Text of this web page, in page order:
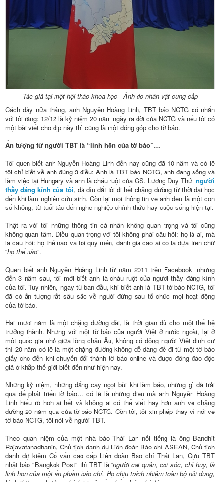
Tác giả tại một hội thảo khoa học - Ảnh do nhân vật cung cấp
Cách đây nửa tháng, anh Nguyễn Hoàng Linh, TBT báo NCTG có nhắn
với tôi rằng: 12/12 là kỷ niệm 20 năm ngày ra đời của NCTG và nếu tôi có
một bài viết cho dịp này thì cũng là một đóng góp cho tờ báo.
Ấn tượng từ người TBT là “linh hồn của tờ báo”…
Tôi quen biết anh Nguyễn Hoàng Linh đến nay cũng đã 10 năm và có lẽ
tôi chỉ biết về anh đúng 3 điều: Anh là TBT báo NCTG, anh đang sống và
làm việc tại Hungary và anh là cháu ruột của GS. Lương Duy Thứ, người
thầy đáng kính của tôi, đã dìu dắt tôi đi hết chặng đường từ thời đại học
đến khi làm nghiên cứu sinh. Còn lại mọi thông tin về anh đều là một con
số không, từ tuổi tác đến nghề nghiệp chính thức hay cuộc sống hiện tại.
Thật ra với tôi những thông tin cá nhân không quan trọng và tôi cũng
không quan tâm. Điều quan trọng với tôi không phải câu hỏi: họ là ai, mà
là câu hỏi: họ thế nào và tôi quý mến, đánh giá cao ai đó là dựa trên chữ
“họ thế nào”.
Quen biết anh Nguyễn Hoàng Linh từ năm 2011 trên Facebook, nhưng
đến 3 năm sau, tôi mới biết anh là cháu ruột của người thầy đáng kính
của tôi. Tuy nhiên, ngay từ ban đầu, khi biết anh là TBT tờ báo NCTG, tôi
đã có ấn tượng rất sâu sắc về người đứng sau tổ chức mọi hoạt động
của tờ báo.
Hai mươi năm là một chặng đường dài, là thời gian đủ cho một thế hệ
trưởng thành. Nhưng với một tờ báo của người Việt ở nước ngoài, lại ở
một quốc gia nhỏ giữa lòng châu Âu, không có đông người Việt định cư
thì 20 năm có lẽ là một chặng đường không dễ dàng để đi từ một tờ báo
giấy cho đến khi chuyển đổi thành tờ báo online và được đông đảo độc
giả ở khắp thế giới biết đến như hiện nay.
Những kỷ niệm, những đắng cay ngọt bùi khi làm báo, những gì đã trải
qua để phát triển tờ báo… có lẽ là những điều mà anh Nguyễn Hoàng
Linh hiểu rõ hơn ai hết và không ai có thể viết hay hơn anh về chặng
đường 20 năm qua của tờ báo NCTG. Còn tôi, tôi xin phép thay vì nói về
tờ báo NCTG, tôi nói về người TBT.
Theo quan niệm của một nhà báo Thái Lan nổi tiếng là ông Bandhit
Rajavatanadhanin, Chủ tịch danh dự Liên đoàn Báo chí ASEAN, Chủ tịch
danh dự kiêm Cố vấn cao cấp Liên đoàn Báo chí Thái Lan, Cựu TBT
nhật báo "Bangkok Post" thì TBT là “người cai quản, coi sóc, chỉ huy, là
linh hồn của một ấn phẩm báo chí. Họ chịu trách nhiệm toàn bộ nội dung,